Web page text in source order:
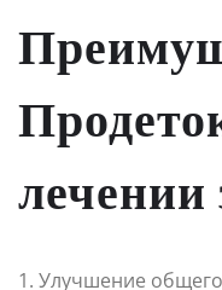
1. Улучшение